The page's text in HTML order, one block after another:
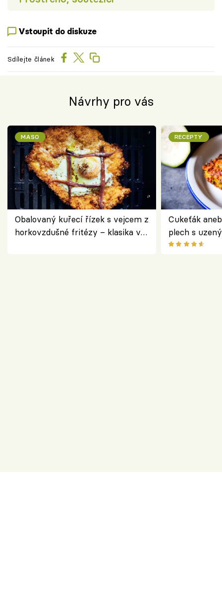
Vstoupit do diskuze
Sdílejte článek
Návrhy pro vás
MASO
Obalovaný kuřecí řízek s vejcem z
horkovzdušné fritézy – klasika v
RECEPTY
Cukeťák
plech s
způsob, jak